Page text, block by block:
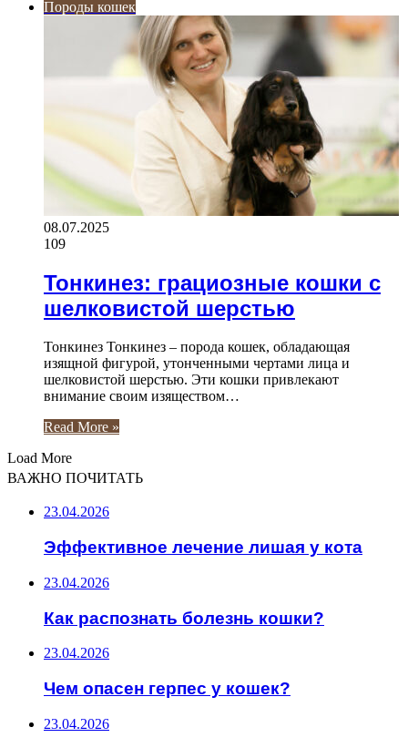
Породы кошек
08.07.2025
109
Тонкинез: грациозные кошки с
шелковистой шерстью
Тонкинез Тонкинез – порода кошек, обладающая
изящной фигурой, утонченными чертами лица и
шелковистой шерстью. Эти кошки привлекают
внимание своим изяществом…
Read More »
Load More
ВАЖНО ПОЧИТАТЬ
23.04.2026
Эффективное лечение лишая у кота
23.04.2026
Как распознать болезнь кошки?
23.04.2026
Чем опасен герпес у кошек?
23.04.2026